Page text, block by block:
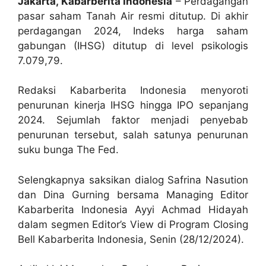
pasar saham Tanah Air resmi ditutup. Di akhir
perdagangan 2024, Indeks harga saham
gabungan (IHSG) ditutup di level psikologis
7.079,79.
Redaksi Kabarberita Indonesia menyoroti
penurunan kinerja IHSG hingga IPO sepanjang
2024. Sejumlah faktor menjadi penyebab
penurunan tersebut, salah satunya penurunan
suku bunga The Fed.
Selengkapnya saksikan dialog Safrina Nasution
dan Dina Gurning bersama Managing Editor
Kabarberita Indonesia Ayyi Achmad Hidayah
dalam segmen Editor’s View di Program Closing
Bell Kabarberita Indonesia, Senin (28/12/2024).